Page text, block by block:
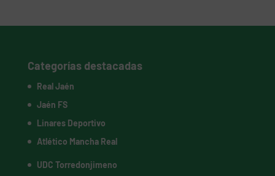
Categorías destacadas
Real Jaén
Jaén FS
Linares Deportivo
Atlético Mancha Real
UDC Torredonjimeno